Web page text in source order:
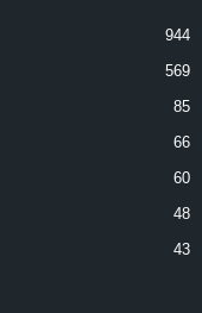
944
569
85
66
60
48
43